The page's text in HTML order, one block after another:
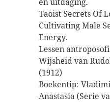
Taoist Secrets Of
Cultivating Male
Energy.
Lessen
Wijsheid van
(1912)
Boekentip:
Anastasia (Serie